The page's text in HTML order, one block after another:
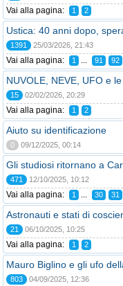
Vai alla pagina: 1 2
Ustica: 40 anni dopo,
1391 25/03/2026, 21:43
Vai alla pagina: 1 ... 91 92
NUVOLE, NEVE, UFO e
15 02/02/2026, 20:29
Vai alla pagina: 1 2
Aiuto su identificazione
0 09/12/2025, 00:14
Gli studiosi ritornano a
471 12/10/2025, 10:12
Vai alla pagina: 1 ... 30 31
Astronauti e stati di
21 06/10/2025, 10:25
Vai alla pagina: 1 2
Mauro Biglino e gli ufo
803 04/09/2025, 12:36